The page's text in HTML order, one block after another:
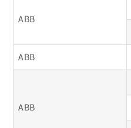
ABB
ABB
ABB